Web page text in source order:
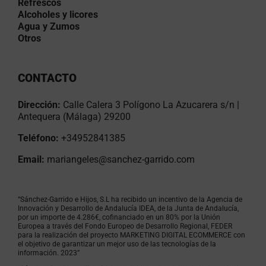
Refrescos
Alcoholes y licores
Agua y Zumos
Otros
CONTACTO
Dirección: Calle Calera 3 Polígono La Azucarera s/n |
Antequera (Málaga) 29200
Teléfono: +34952841385
Email: mariangeles@sanchez-garrido.com
“Sánchez-Garrido e Hijos, S.L ha recibido un incentivo de la Agencia de
Innovación y Desarrollo de Andalucía IDEA, de la Junta de Andalucía,
por un importe de 4.286€, cofinanciado en un 80% por la Unión
Europea a través del Fondo Europeo de Desarrollo Regional, FEDER
para la realización del proyecto MARKETING DIGITAL ECOMMERCE con
el objetivo de garantizar un mejor uso de las tecnologías de la
información. 2023”